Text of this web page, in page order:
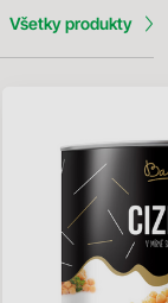
Všetky produkty